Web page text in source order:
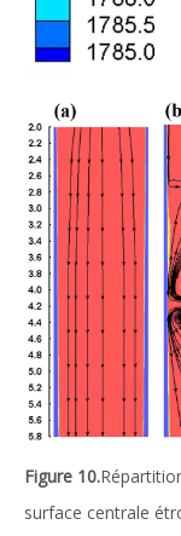
Figure 10.
surface centrale